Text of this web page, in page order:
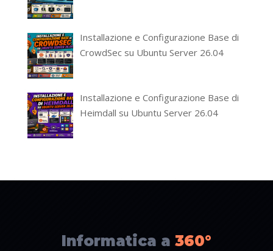
Installazione e Configurazione Base di
CrowdSec su Ubuntu Server 26.04
Installazione e Configurazione Base di
Heimdall su Ubuntu Server 26.04
Informatica a 360°